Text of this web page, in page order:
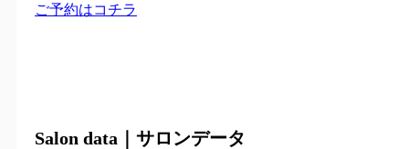
ご予約はコチラ
Salon data｜サロンデータ